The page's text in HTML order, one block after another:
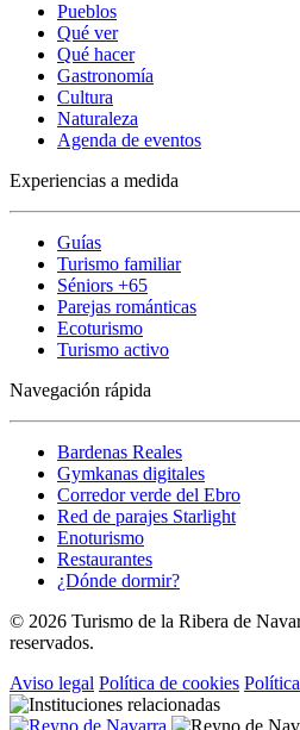
Pueblos
Qué ver
Qué hacer
Gastronomía
Cultura
Naturaleza
Agenda de eventos
Experiencias a medida
Guías
Turismo familiar
Séniors +65
Parejas románticas
Ecoturismo
Turismo activo
Navegación rápida
Bardenas Reales
Gymkanas digitales
Corredor verde del Ebro
Red de parajes Starlight
Enoturismo
Restaurantes
¿Dónde dormir?
© 2026 Turismo de la Ribera de
reservados.
Aviso legal Política de cookies